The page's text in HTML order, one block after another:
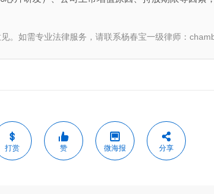
。如需专业法律服务，请联系杨春宝一级律师：
打赏 赞 微海报 分享